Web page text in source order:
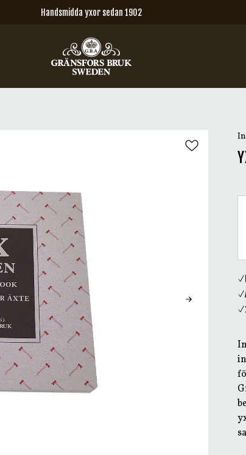
Handsmidda yxor sedan 1902